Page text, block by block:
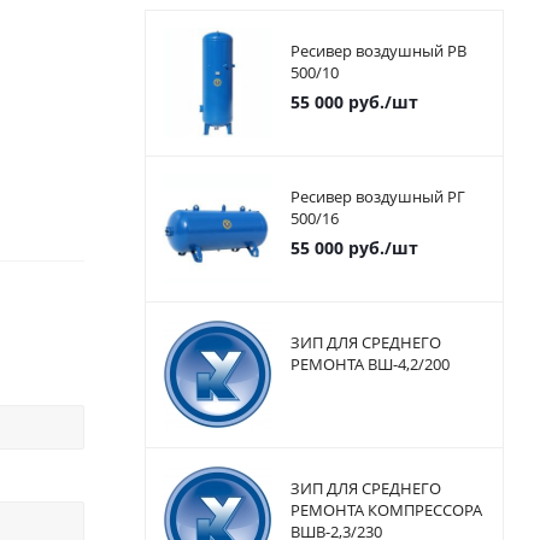
Ресивер воздушный РВ
500/10
55 000руб./шт
Ресивер воздушный РГ
500/16
55 000руб./шт
ЗИП ДЛЯ СРЕДНЕГО
РЕМОНТА ВШ-4,2/200
ЗИП ДЛЯ СРЕДНЕГО
РЕМОНТА КОМПРЕССОРА
ВШВ-2,3/230